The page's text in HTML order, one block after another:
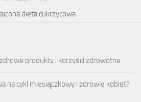
dieta cukrzycowa
produkty i korzyści zdrowotne
na cykl miesiączkowy i zdrowie kobiet?